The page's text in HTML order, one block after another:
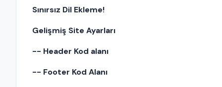
Sınırsız Dil Ekleme!
Gelişmiş Site Ayarları
-- Header Kod alanı
-- Footer Kod Alanı